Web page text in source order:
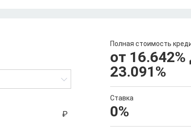
Полная стоимость
от 16.642%
23.091%
Ставка
0%